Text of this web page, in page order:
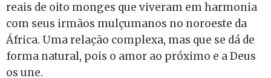
reais de oito monges que viveram em harmonia
com seus irmãos mulçumanos no noroeste da
África. Uma relação complexa, mas que se dá de
forma natural, pois o amor ao próximo e a Deus
os une.